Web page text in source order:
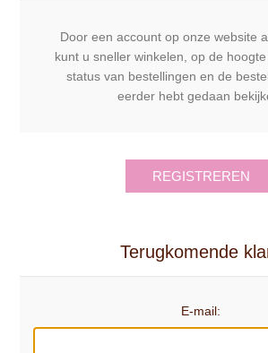
Door een account op onze website
kunt u sneller winkelen, op de
status van bestellingen en de
eerder hebt gedaan
REGISTREREN
Terugkomende
E-mail: